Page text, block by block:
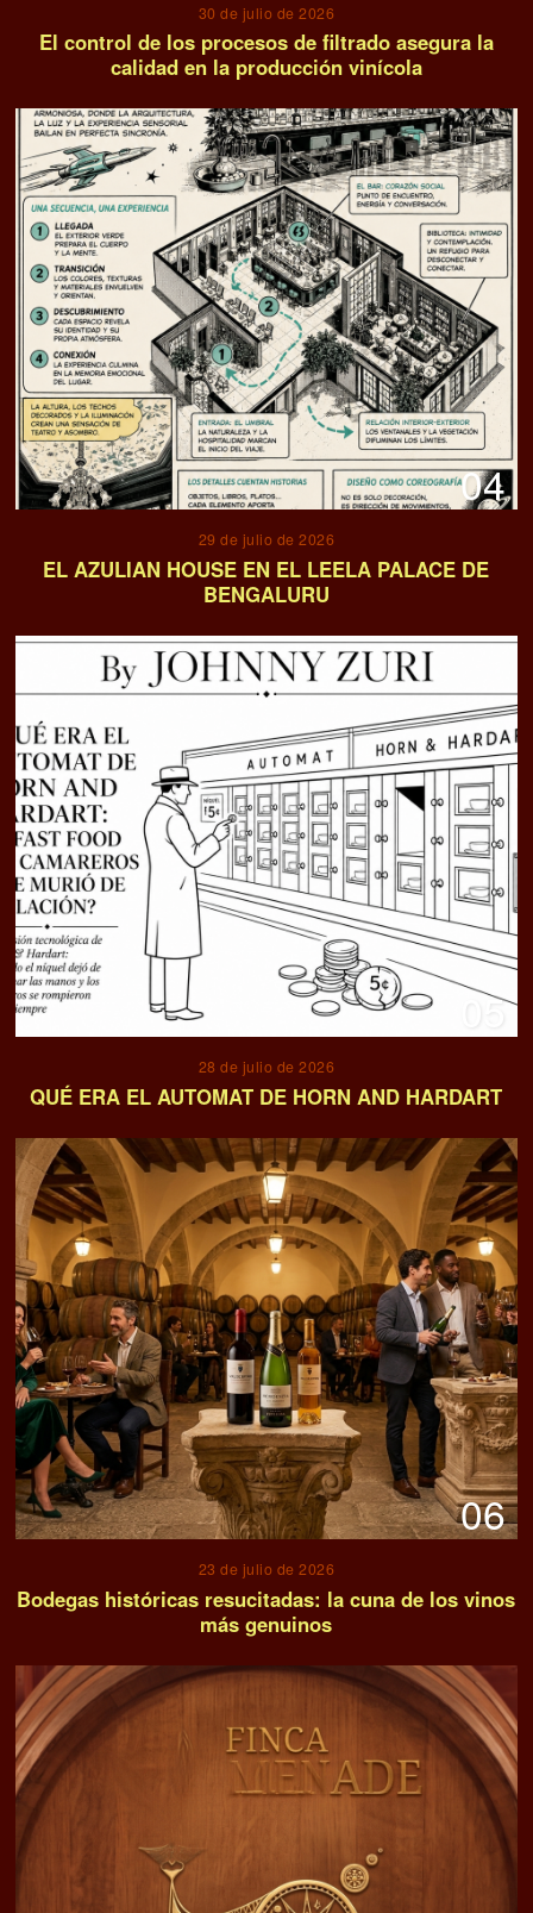
30 de julio de 2026
El control de los procesos de filtrado asegura la
calidad en la producción vinícola
04
29 de julio de 2026
EL AZULIAN HOUSE EN EL LEELA PALACE DE
BENGALURU
05
28 de julio de 2026
QUÉ ERA EL AUTOMAT DE HORN AND HARDART
06
23 de julio de 2026
Bodegas históricas resucitadas: la cuna de los vinos
más genuinos